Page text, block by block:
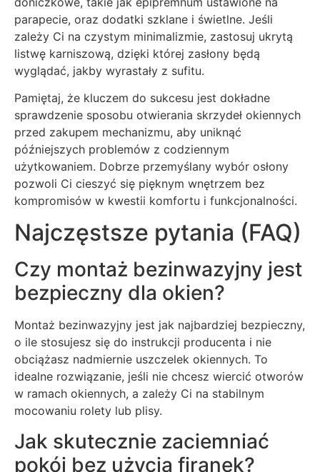
parapecie, oraz dodatki szklane i świetlne. Jeśli
zależy Ci na czystym minimalizmie, zastosuj ukrytą
listwę karniszową, dzięki której zasłony będą
wyglądać, jakby wyrastały z sufitu.
Pamiętaj, że kluczem do sukcesu jest dokładne
sprawdzenie sposobu otwierania skrzydeł okiennych
przed zakupem mechanizmu, aby uniknąć
późniejszych problemów z codziennym
użytkowaniem. Dobrze przemyślany wybór osłony
pozwoli Ci cieszyć się pięknym wnętrzem bez
kompromisów w kwestii komfortu i funkcjonalności.
Najczęstsze pytania (FAQ)
Czy montaż bezinwazyjny jest
bezpieczny dla okien?
Montaż bezinwazyjny jest jak najbardziej bezpieczny,
o ile stosujesz się do instrukcji producenta i nie
obciążasz nadmiernie uszczelek okiennych. To
idealne rozwiązanie, jeśli nie chcesz wiercić otworów
w ramach okiennych, a zależy Ci na stabilnym
mocowaniu rolety lub plisy.
Jak skutecznie zaciemniać
pokój bez użycia firanek?